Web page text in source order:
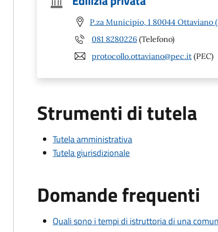
P.za Municipio, 1 80044 Ottaviano
081 8280226 (Telefono)
protocollo.ottaviano@pec.it (PEC)
Strumenti di tutela
Tutela amministrativa
Tutela giurisdizionale
Domande frequenti
Quali sono i tempi di istruttoria di una